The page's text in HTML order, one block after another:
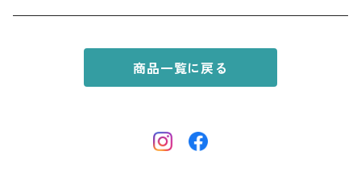
AFTERS SPORT
商品一覧に戻る